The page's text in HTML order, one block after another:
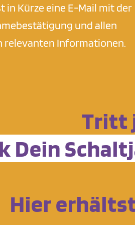
in Kürze eine E-Mail mit der
und allen
relevanten Informationen.
Tritt
Dein
Hier